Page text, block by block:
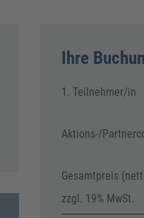
Ihre
1. Teilnehmer/in
Aktions-/
Gesamtpreis
zzgl. 19% MwSt.